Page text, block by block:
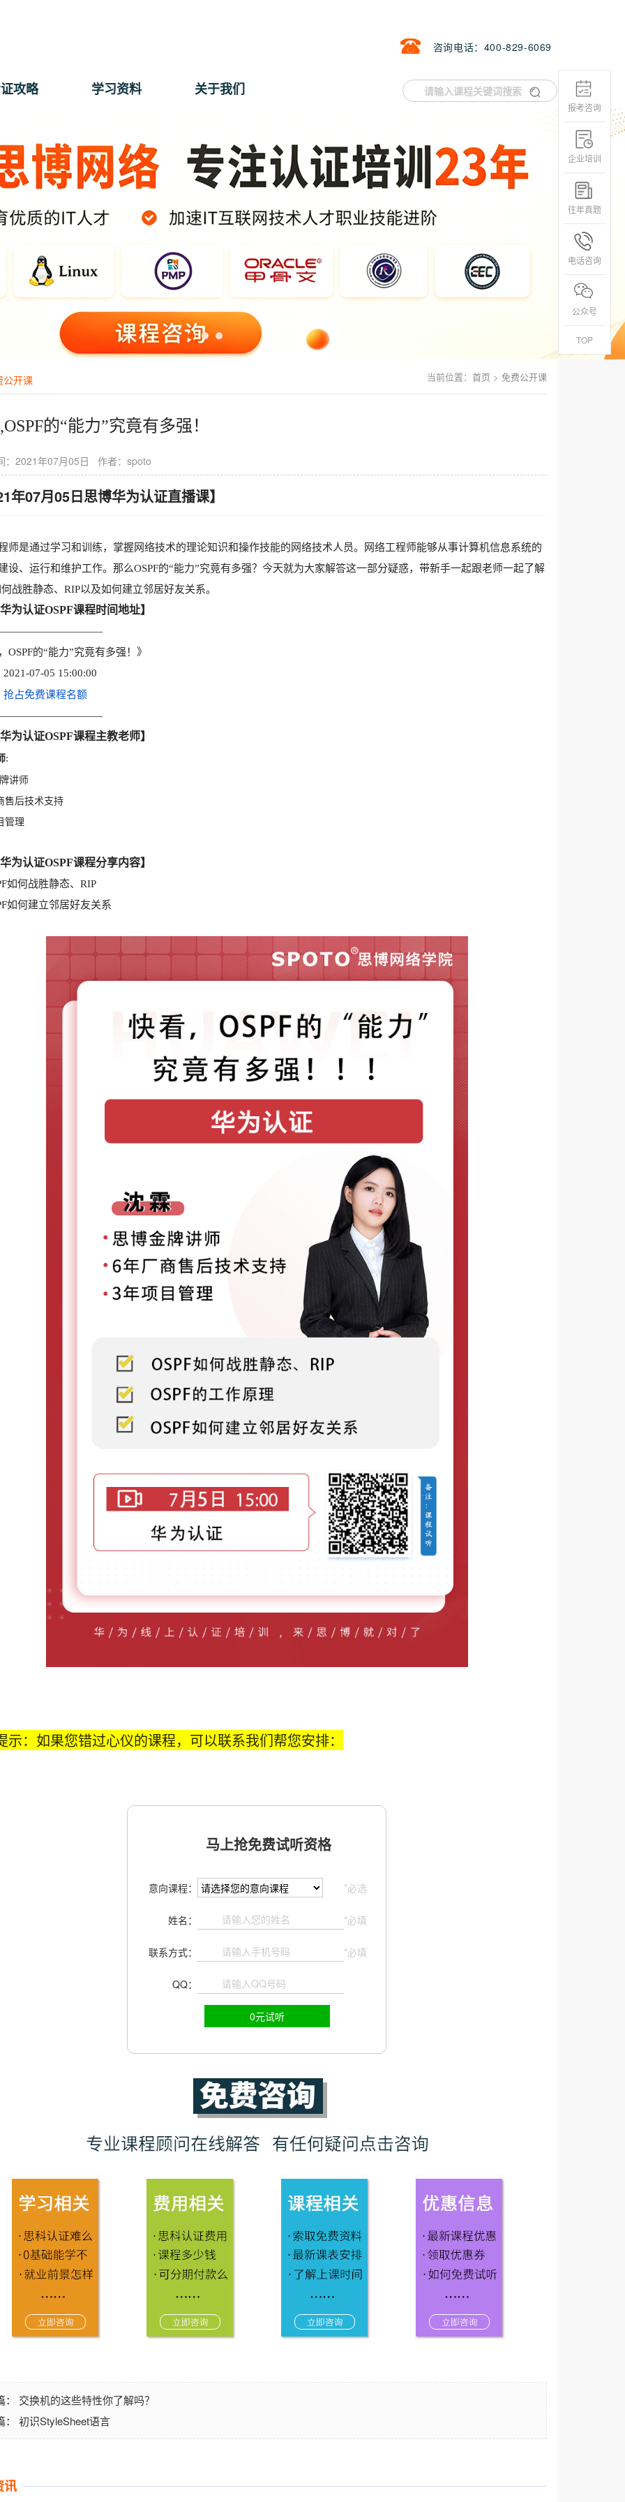
咨询电话：400-829-6069
攻略 学习资料 关于我们
公开课 当前位置： 首页 > 免费公开课
的“能力”究竟有多强！
：2021年07月05日 作者：spoto
年07月05日思博华为认证直播课】
师是通过学习和训练，掌握网络技术的理论知识和操作技能的网络技术人员。网络工程师能够从事计算机信息系统的
设、运行和维护工作。那么OSPF的“能力”究竟有多强？今天就为大家解答这一部分疑惑，带新手一起跟老师一起了解
何战胜静态、RIP以及如何建立邻居好友关系。
为认证OSPF课程时间地址】
OSPF的“能力”究竟有多强！》
2021-07-05 15:00:00
抢占免费课程名额
为认证OSPF课程主教老师】
:
讲师
售后技术支持
管理
为认证OSPF课程分享内容】
如何战胜静态、RIP
如何建立邻居好友关系
示：如果您错过心仪的课程，可以联系我们帮您安排：
马上抢免费试听资格
意向课程： *必选
姓名： *必填
联系方式： *必填
QQ：
0元试听
： 交换机的这些特性你了解吗？
： 初识StyleSheet语言
讯
报考咨询
企业培训
往年真题
电话咨询
公众号
TOP